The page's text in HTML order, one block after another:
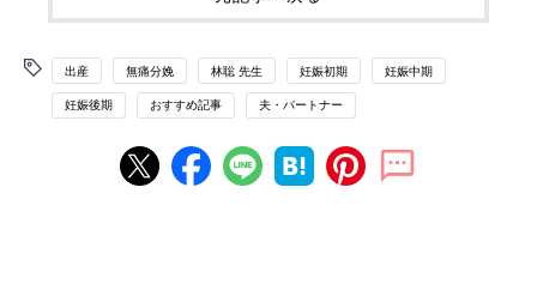
出産 無痛分娩 林聡 先生 妊娠初期 妊娠中期
妊娠後期 おすすめ記事 夫・パートナー